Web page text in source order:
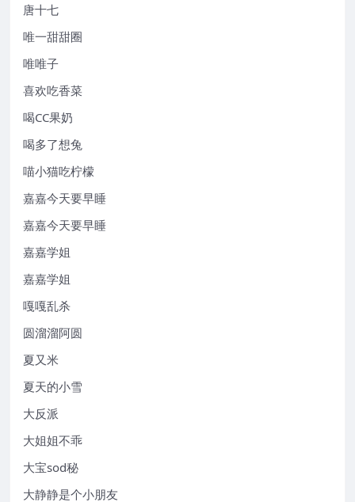
唐十七
唯一甜甜圈
唯唯子
喜欢吃香菜
喝CC果奶
喝多了想兔
喵小猫吃柠檬
嘉嘉今天要早睡
嘉嘉今天要早睡
嘉嘉学姐
嘉嘉学姐
嘎嘎乱杀
圆溜溜阿圆
夏又米
夏天的小雪
大反派
大姐姐不乖
大宝sod秘
大静静是个小朋友